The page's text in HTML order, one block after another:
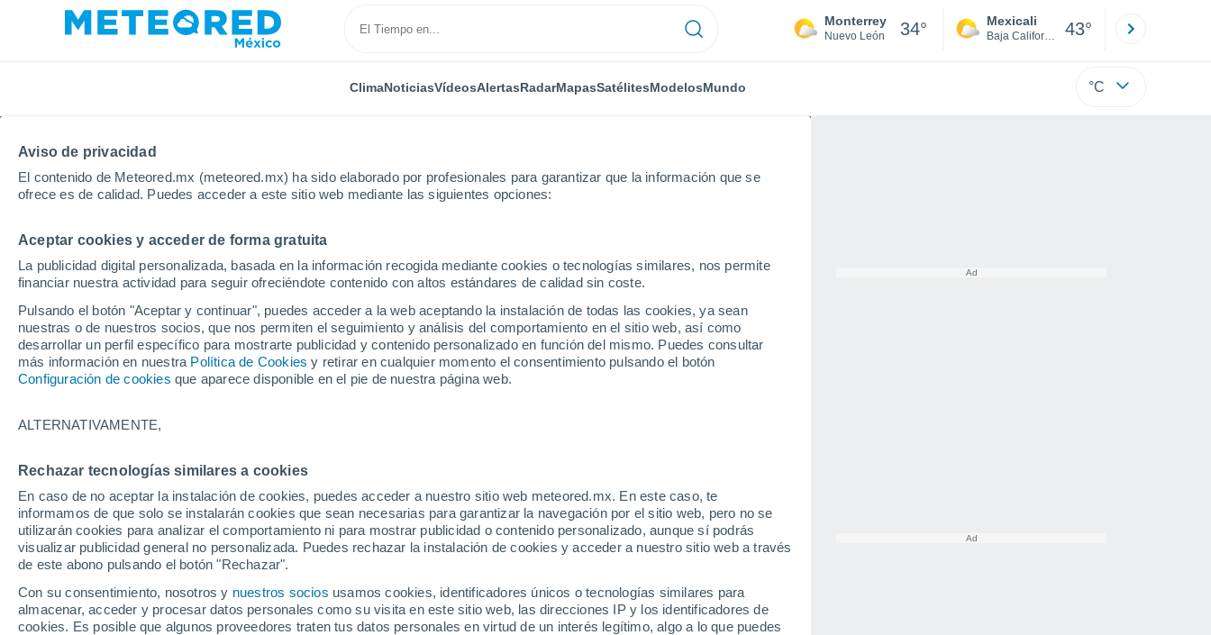
Aviso de privacidad
El contenido de Meteored.mx (meteored.mx) ha sido elaborado por profesionales para garantizar que la información que se
ofrece es de calidad. Puedes acceder a este sitio web mediante las siguientes opciones:
Aceptar cookies y acceder de forma gratuita
La publicidad digital personalizada, basada en la información recogida mediante cookies o tecnologías similares, nos permite
financiar nuestra actividad para seguir ofreciéndote contenido con altos estándares de calidad sin coste.
Pulsando el botón "Aceptar y continuar", puedes acceder a la web aceptando la instalación de todas las cookies, ya sean
nuestras o de nuestros socios, que nos permiten el seguimiento y análisis del comportamiento en el sitio web, así como
desarrollar un perfil específico para mostrarte publicidad y contenido personalizado en función del mismo. Puedes consultar
más información en nuestra Política de Cookies y retirar en cualquier momento el consentimiento pulsando el botón
Configuración de cookies que aparece disponible en el pie de nuestra página web.
ALTERNATIVAMENTE,
Rechazar tecnologías similares a cookies
En caso de no aceptar la instalación de cookies, puedes acceder a nuestro sitio web meteored.mx. En este caso, te
informamos de que solo se instalarán cookies que sean necesarias para garantizar la navegación por el sitio web, pero no se
utilizarán cookies para analizar el comportamiento ni para mostrar publicidad o contenido personalizado, aunque sí podrás
visualizar publicidad general no personalizada. Puedes rechazar la instalación de cookies y acceder a nuestro sitio web a través
de este abono pulsando el botón "Rechazar".
Con su consentimiento, nosotros y nuestros socios usamos cookies, identificadores únicos o tecnologías similares para
almacenar, acceder y procesar datos personales como su visita en este sitio web, las direcciones IP y los identificadores de
cookies. Es posible que algunos proveedores traten tus datos personales en virtud de un interés legítimo, algo a lo que puedes
Monterrey
Nuevo León 34° Mexicali
Baja California 43°
ClimaNoticiasVídeosAlertasRadarMapasSatélitesModelosMundo °C
Inicio Estado de Baja California
Clima en el Estado de Baja California
Hoy, 6 agosto Todo el día Símbolo
36°
31°
34°
44°
Vicente
30°